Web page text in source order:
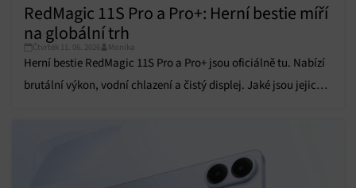
Přiřazování a kombinování údajů z jiných zdrojů
údajů, Propojení různých zařízení, Identifikace
zařízení na základě automaticky přenášených
informací.
Zajištění bezpečnosti, předcházení a zjišťování
RedMagic 11S Pro a Pro+: Herní bestie míří
na globální trh
Čtvrtek 11. 06. 2026 Monika
Herní bestie RedMagic 11S Pro a Pro+ jsou oficiálně tu. Nabízí
brutální výkon, vodní chlazení a čistý displej. Jaké jsou jejich